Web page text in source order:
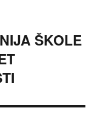
ŠKOLE